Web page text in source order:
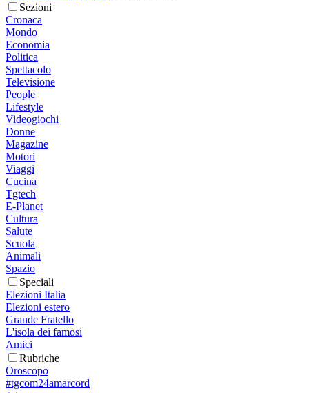
Sezioni
Cronaca
Mondo
Economia
Politica
Spettacolo
Televisione
People
Lifestyle
Videogiochi
Donne
Magazine
Motori
Viaggi
Cucina
Tgtech
E-Planet
Cultura
Salute
Scuola
Animali
Spazio
Speciali
Elezioni Italia
Elezioni estero
Grande Fratello
L'isola dei famosi
Amici
Rubriche
Oroscopo
#tgcom24amarcord